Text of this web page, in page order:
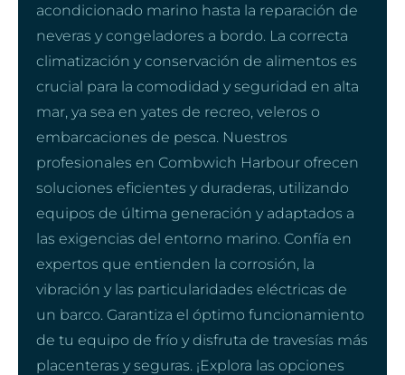
acondicionado marino hasta la reparación de
neveras y congeladores a bordo. La correcta
climatización y conservación de alimentos es
crucial para la comodidad y seguridad en alta
mar, ya sea en yates de recreo, veleros o
embarcaciones de pesca. Nuestros
profesionales en Combwich Harbour ofrecen
soluciones eficientes y duraderas, utilizando
equipos de última generación y adaptados a
las exigencias del entorno marino. Confía en
expertos que entienden la corrosión, la
vibración y las particularidades eléctricas de
un barco. Garantiza el óptimo funcionamiento
de tu equipo de frío y disfruta de travesías más
placenteras y seguras. ¡Explora las opciones